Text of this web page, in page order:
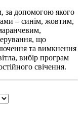
за допомогою якого
– синім, жовтим,
що
та вимкнення
вибір програм
свічення.